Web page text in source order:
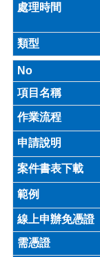
信
常
見
問
答
桃
園
市
政
府
E